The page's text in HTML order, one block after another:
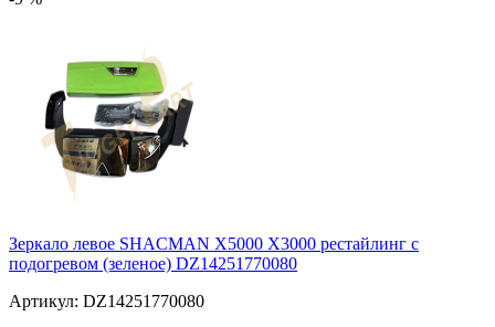
Зеркало левое SHACMAN X5000 X3000 рестайлинг с
подогревом (зеленое) DZ14251770080
Артикул: DZ14251770080